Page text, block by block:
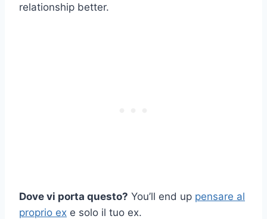
relationship better.
Dove vi porta questo? You’ll end up pensare al
proprio ex e solo il tuo ex.